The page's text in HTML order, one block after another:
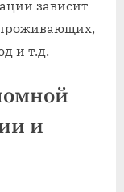
зависит
и т.д.
и